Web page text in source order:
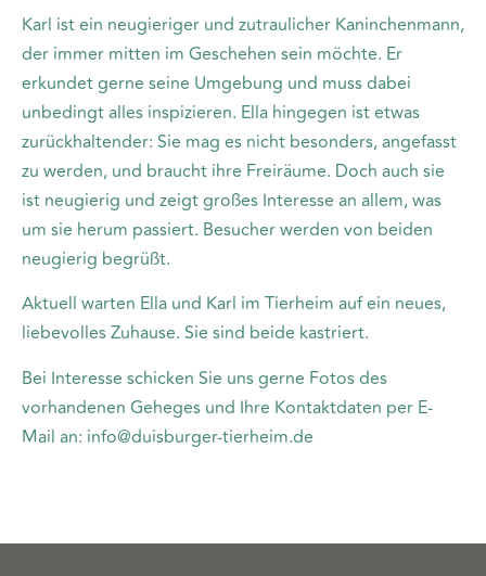
Karl ist ein neugieriger und zutraulicher Kaninchenmann,
der immer mitten im Geschehen sein möchte. Er
erkundet gerne seine Umgebung und muss dabei
unbedingt alles inspizieren. Ella hingegen ist etwas
zurückhaltender: Sie mag es nicht besonders, angefasst
zu werden, und braucht ihre Freiräume. Doch auch sie
ist neugierig und zeigt großes Interesse an allem, was
um sie herum passiert. Besucher werden von beiden
neugierig begrüßt.
Aktuell warten Ella und Karl im Tierheim auf ein neues,
liebevolles Zuhause. Sie sind beide kastriert.
Bei Interesse schicken Sie uns gerne Fotos des
vorhandenen Geheges und Ihre Kontaktdaten per E-
Mail an: info@duisburger-tierheim.de